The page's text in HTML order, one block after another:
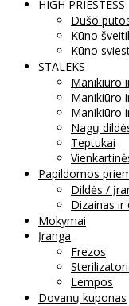
HIGH PRIESTESS
Dušo
Kūno
Kūno
STALEKS
Manikiūro
Manikiūro
Manikiūro
Nagų
Teptukai
Papildomos
Dildės /
Dizainas ir
Mokymai
Įranga
Frezos
Lempos
Dovanų kuponas